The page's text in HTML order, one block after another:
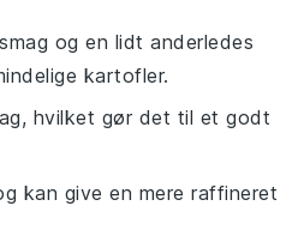
og en lidt anderledes
kartofler.
hvilket gør det til et godt
kan give en mere raffineret